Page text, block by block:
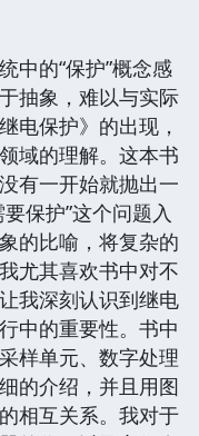
中的“保护”概念感
抽象，难以与实际
电保护》的出现，
域的理解。这本书
有一开始就抛出一
保护”这个问题入
的比喻，将复杂的
尤其喜欢书中对不
我深刻认识到继电
中的重要性。书中
样单元、数字处理
的介绍，并且用图
相互关系。我对于